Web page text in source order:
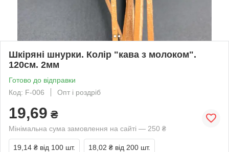
Шкіряні шнурки. Колір "кава з молоком".
120см. 2мм
Готово до відправки
Код: F-006
Опт і роздріб
19,69 ₴
Мінімальна сума замовлення на сайті — 250 ₴
19,14 ₴ від 100 шт. 18,02 ₴ від 200 шт.